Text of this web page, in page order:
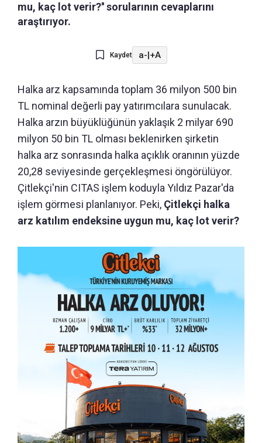
mu, kaç lot verir?'' sorularının cevaplarını
araştırıyor.
Kaydet a-|+A
Halka arz kapsamında toplam 36 milyon 500 bin
TL nominal değerli pay yatırımcılara sunulacak.
Halka arzın büyüklüğünün yaklaşık 2 milyar 690
milyon 50 bin TL olması beklenirken şirketin
halka arz sonrasında halka açıklık oranının yüzde
20,28 seviyesinde gerçekleşmesi öngörülüyor.
Çitlekçi'nin CITAS işlem koduyla Yıldız Pazar'da
işlem görmesi planlanıyor. Peki, Çitlekçi halka
arz katılım endeksine uygun mu, kaç lot verir?